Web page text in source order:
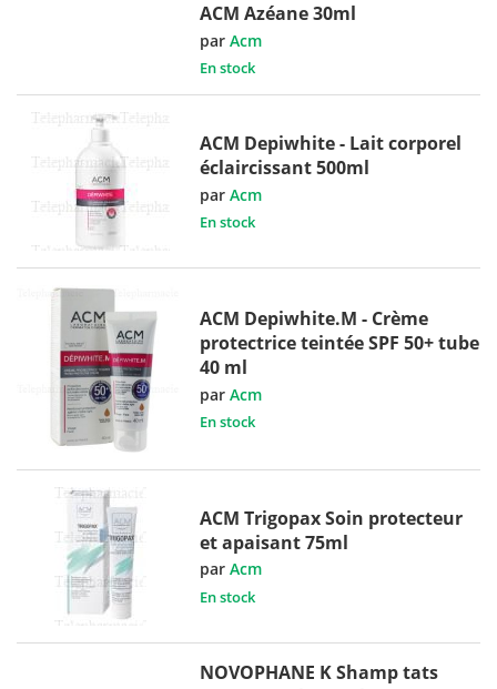
ACM Azéane 30ml
parAcm
En stock
ACM Depiwhite - Lait corporel
éclaircissant 500ml
parAcm
En stock
ACM Depiwhite.M - Crème
protectrice teintée SPF 50+ tube
40 ml
parAcm
En stock
ACM Trigopax Soin protecteur
et apaisant 75ml
parAcm
En stock
NOVOPHANE K Shamp tats